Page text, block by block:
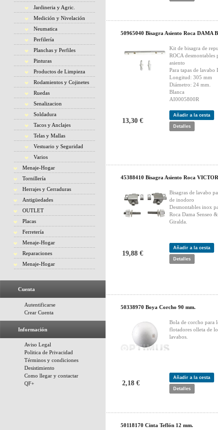
Jardineria y Agric.
Medición y Nivelación
Neumatica
Perfilería
Planchas y Perfiles
Pinturas
Productos de Limpieza
Rodamientos y Cojinetes
Ruedas
Senalizacion
Soldadura
Tacos y Anclajes
Telas y Mallas
Vestuario y Seguridad
Varios
Menaje-Hogar
Tornillería
Herrajes y Cerraduras
Antigüedades
OUTLET
Placas
Ferretería
Menaje-Hogar
Reparaciones
Menaje-Hogar
Cuenta
Autentificarse
Crear Cuenta
Información
Aviso Legal
Politica de Privacidad
Términos y condiciones
Desistimiento
Como llegar y contactar
QF+
50965040 Bisagra Asiento Roca DAMA
Kit de bisagra de
ROCA desmontables
asiento
Para tapas de
Longitud: 305 mm
Diámetro: 24 mm.
Blanca
AI0005800R
13,30 €
Añadir a la cesta
Detalles
45388410 Bisagra Asiento Roca
Bisagras de lavabo
de inodoro
Desmontables inox
Roca Dama Senseo &
Giralda.
19,88 €
Añadir a la cesta
Detalles
50338970 Boya Corcho 90 mm.
Bola de corcho para
flotadores olleta de
lavabos.
2,18 €
Añadir a la cesta
Detalles
50118170 Cinta Teflón 12 mm.